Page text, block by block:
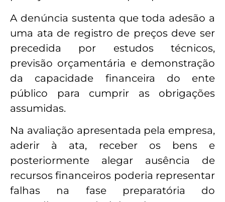
A denúncia sustenta que toda adesão a
uma ata de registro de preços deve ser
precedida por estudos técnicos,
previsão orçamentária e demonstração
da capacidade financeira do ente
público para cumprir as obrigações
assumidas.
Na avaliação apresentada pela empresa,
aderir à ata, receber os bens e
posteriormente alegar ausência de
recursos financeiros poderia representar
falhas na fase preparatória do